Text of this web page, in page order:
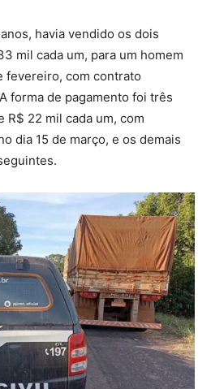
havia vendido os dois
mil cada um, para um homem
fevereiro, com contrato
forma de pagamento foi três
22 mil cada um, com
dia 15 de março, e os demais